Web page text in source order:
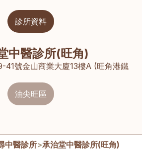
診所資料
中醫診所(旺角)
41號金山商業大廈13樓A (旺角港鐵
油尖旺區
中醫診所>承治堂中醫診所(旺角)